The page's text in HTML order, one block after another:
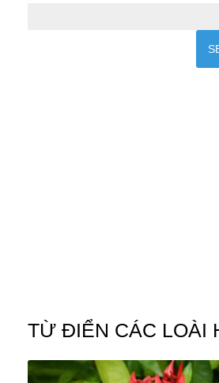
TỪ ĐIỂN CÁC LOÀI